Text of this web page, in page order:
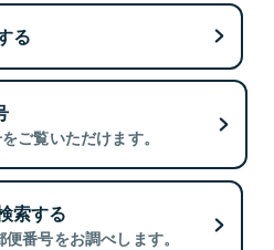
る
ご覧いただけます。
索する
番号をお調べします。